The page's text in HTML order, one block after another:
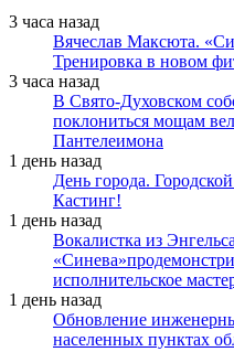
3 часа назад
Вячеслав Максюта.
Тренировка в новом
3 часа назад
В Свято-Духовском
поклониться мощам
Пантелеимона
1 день назад
День города.
Кастинг!
1 день назад
Вокалистка из
исполнительское
1 день назад
Обновление
населенных пунктах